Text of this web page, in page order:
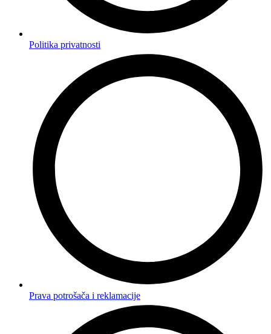
Politika privatnosti
Prava potrošača i reklamacije